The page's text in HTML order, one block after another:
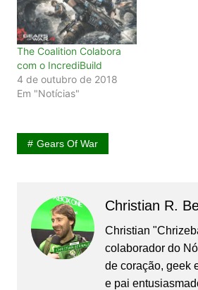
The Coalition Colabora
com o IncrediBuild
4 de outubro de 2018
Em "Notícias"
Gears Of War
Christian R.
Christian
colaborador do
de coração, geek
e pai